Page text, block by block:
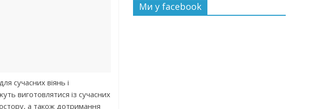
сучасних віянь і
виготовлятися із сучасних
а також дотримання
Ми у facebook